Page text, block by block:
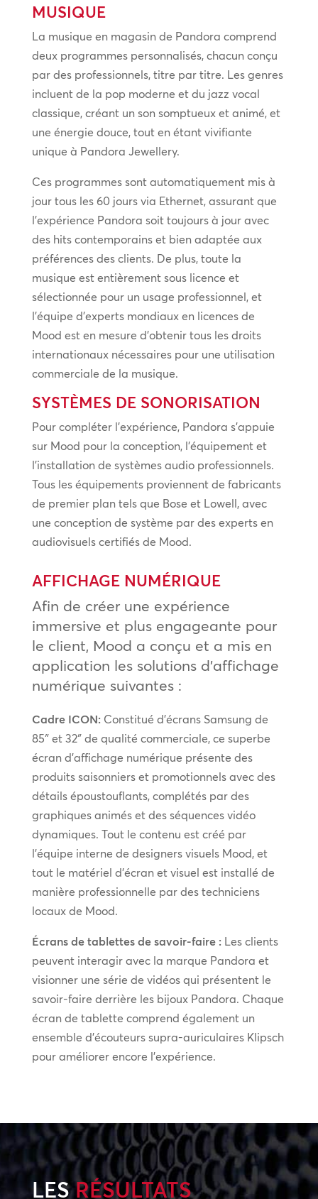
MUSIQUE
La musique en magasin de Pandora comprend
deux programmes personnalisés, chacun conçu
par des professionnels, titre par titre. Les genres
incluent de la pop moderne et du jazz vocal
classique, créant un son somptueux et animé, et
une énergie douce, tout en étant vivifiante
unique à Pandora Jewellery.
Ces programmes sont automatiquement mis à
jour tous les 60 jours via Ethernet, assurant que
l’expérience Pandora soit toujours à jour avec
des hits contemporains et bien adaptée aux
préférences des clients. De plus, toute la
musique est entièrement sous licence et
sélectionnée pour un usage professionnel, et
l’équipe d’experts mondiaux en licences de
Mood est en mesure d’obtenir tous les droits
internationaux nécessaires pour une utilisation
commerciale de la musique.
SYSTÈMES DE SONORISATION
Pour compléter l’expérience, Pandora s’appuie
sur Mood pour la conception, l’équipement et
l’installation de systèmes audio professionnels.
Tous les équipements proviennent de fabricants
de premier plan tels que Bose et Lowell, avec
une conception de système par des experts en
audiovisuels certifiés de Mood.
AFFICHAGE NUMÉRIQUE
Afin de créer une expérience
immersive et plus engageante pour
le client, Mood a conçu et a mis en
application les solutions d’affichage
numérique suivantes :
Cadre ICON:Constitué d’écrans Samsung de
85″ et 32″ de qualité commerciale, ce superbe
écran d’affichage numérique présente des
produits saisonniers et promotionnels avec des
détails époustouflants, complétés par des
graphiques animés et des séquences vidéo
dynamiques. Tout le contenu est créé par
l’équipe interne de designers visuels Mood, et
tout le matériel d’écran et visuel est installé de
manière professionnelle par des techniciens
locaux de Mood.
Écrans de tablettes de savoir-faire :Les clients
peuvent interagir avec la marque Pandora et
visionner une série de vidéos qui présentent le
savoir-faire derrière les bijoux Pandora. Chaque
écran de tablette comprend également un
ensemble d’écouteurs supra-auriculaires Klipsch
pour améliorer encore l’expérience.
LESRÉSULTATS